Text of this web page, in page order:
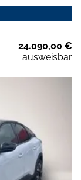
24.090,00 €
ausweisbar